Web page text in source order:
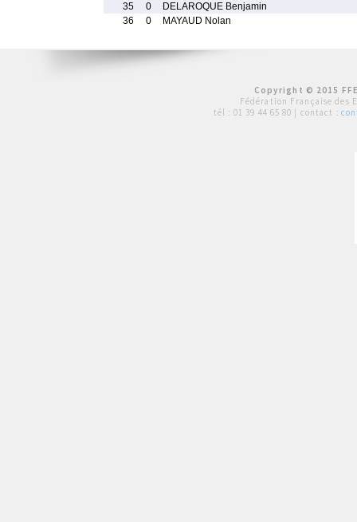
35
0
DELAROQUE Benjamin
36
0 MAYAUD Nolan
Copyright © 2015
Fédération Française des
tél : 01 39 44 65 80 | contact :